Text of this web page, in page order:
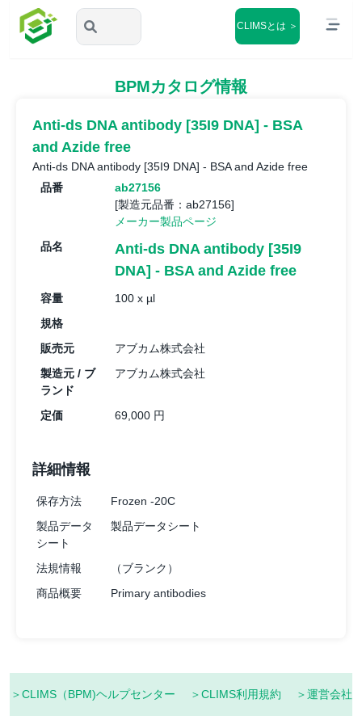
CLIMSとは ＞
BPMカタログ情報
Anti-ds DNA antibody [35I9 DNA] - BSA
and Azide free
Anti-ds DNA antibody [35I9 DNA] - BSA and Azide free
品番
ab27156
[製造元品番：ab27156]
メーカー製品ページ
品名
Anti-ds DNA antibody [35I9
DNA] - BSA and Azide free
容量
100 x µl
規格
販売元
アブカム株式会社
製造元 / ブ
ランド
アブカム株式会社
定価 69,000 円
詳細情報
保存方法
Frozen -20C
製品データ
シート
製品データシート
法規情報
（ブランク）
商品概要
Primary antibodies
＞CLIMS（BPM)ヘルプセンター ＞CLIMS利用規約 ＞運営会社